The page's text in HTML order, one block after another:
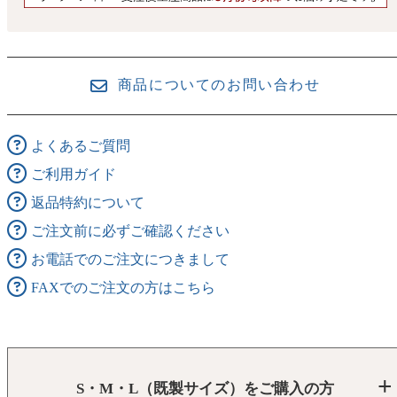
商品についてのお問い合わせ
よくあるご質問
ご利用ガイド
返品特約について
ご注文前に必ずご確認ください
お電話でのご注文につきまして
FAXでのご注文の方はこちら
S・M・L（既製サイズ）をご購入の方